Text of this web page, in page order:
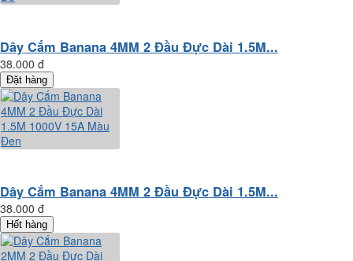
Dây Cắm Banana 4MM 2 Đầu Đực Dài 1.5M...
38.000 đ
Đặt hàng
Dây Cắm Banana 4MM 2 Đầu Đực Dài 1.5M...
38.000 đ
Hết hàng